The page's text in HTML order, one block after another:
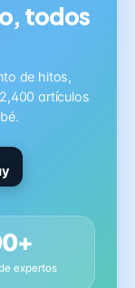
todos
de hitos,
artículos
expertos